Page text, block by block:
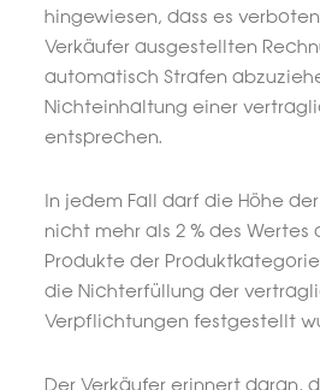
hingewiesen, dass es
Verkäufer ausgestellten
automatisch Strafen
Nichteinhaltung einer
entsprechen.
In jedem Fall darf die Höhe
nicht mehr als 2 % des
Produkte der
die Nichterfüllung der
Verpflichtungen festgestellt
Der Verkäufer erinnert daran,